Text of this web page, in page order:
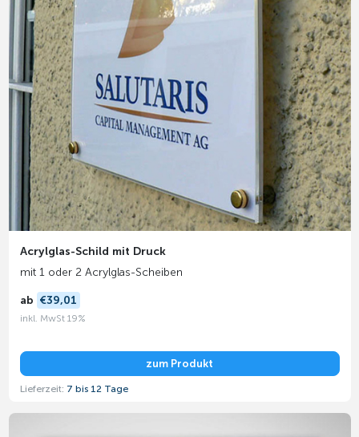
Acrylglas-Schild mit Druck
mit 1 oder 2 Acrylglas-Scheiben
ab €39,01
inkl. MwSt 19%
zum Produkt
Lieferzeit: 7 bis 12 Tage